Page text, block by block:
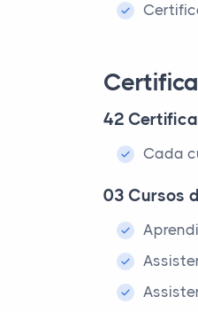
42
Cada
03 Cursos